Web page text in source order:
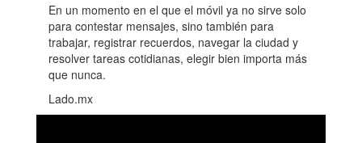
En un momento en el que el móvil ya no sirve solo
para contestar mensajes, sino también para
trabajar, registrar recuerdos, navegar la ciudad y
resolver tareas cotidianas, elegir bien importa más
que nunca.
Lado.mx